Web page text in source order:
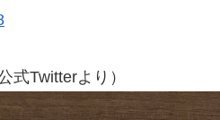
式Twitterより）